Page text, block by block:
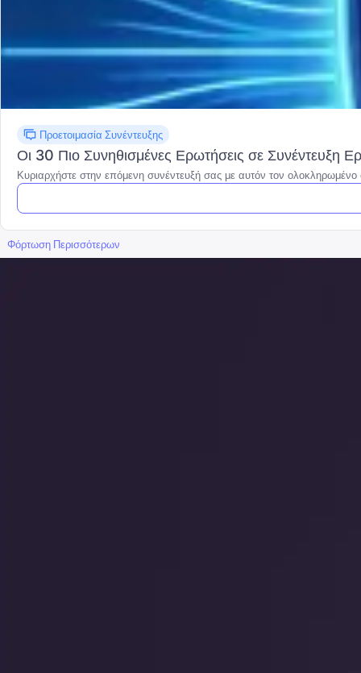
Προετοιμασία Συνέντευξης
Οι 30 Πιο Συνηθισμένες Ερωτήσεις σε Συνέντευξη
Κυριαρχήστε στην επόμενη συνέντευξή σας με αυτόν τον
Φόρτωση Περισσότερων